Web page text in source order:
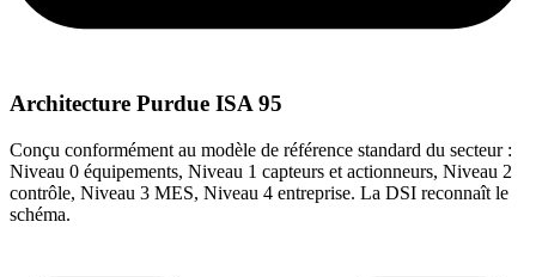
Architecture Purdue ISA 95
Conçu conformément au modèle de référence standard du secteur :
Niveau 0 équipements, Niveau 1 capteurs et actionneurs, Niveau 2
contrôle, Niveau 3 MES, Niveau 4 entreprise. La DSI reconnaît le
schéma.